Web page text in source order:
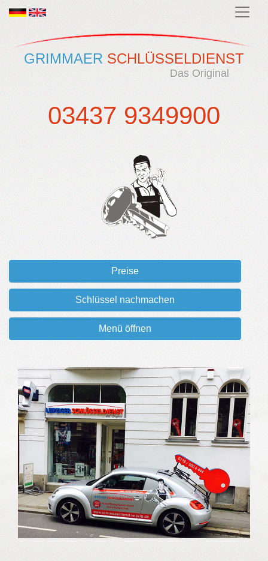
GRIMMAER SCHLÜSSELDIENST
Das Original
03437 9349900
Preise
Schlüssel nachmachen
Menü öffnen